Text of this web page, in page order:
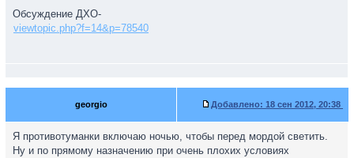
Обсуждение ДХО-
viewtopic.php?f=14&p=78540
georgio Добавлено: 18 сен 2012, 20:38
Я противотуманки включаю ночью, чтобы перед мордой светить.
Ну и по прямому назначению при очень плохих условиях